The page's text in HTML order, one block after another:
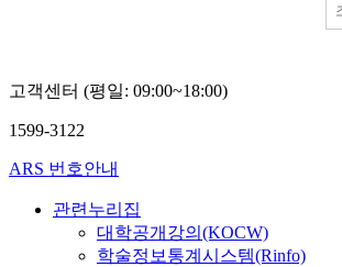
고객센터 (평일: 09:00~18:00)
1599-3122
ARS 번호안내
관련누리집
대학공개강의(KOCW)
학술정보통계시스템(Rinfo)